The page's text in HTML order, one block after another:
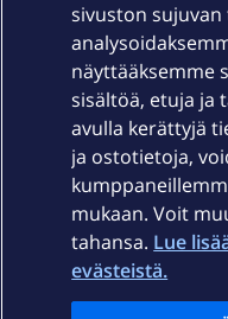
Laitteet & liittymät
Palvelut
Ajankohtaista
sivuston
näyttääksemme
sisältöä, etuja ja
avulla kerättyjä
ja ostotietoja,
mukaan. Voit
tahansa. Lue
evästeistä.